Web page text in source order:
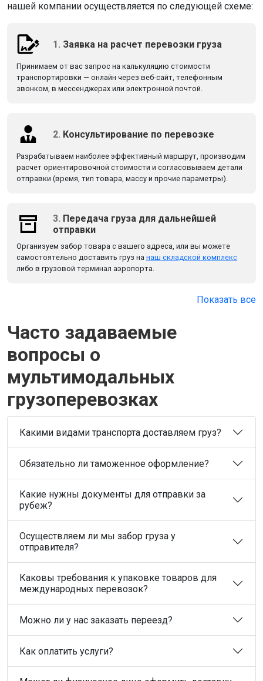
нашей компании осуществляется по следующей схеме:
1. Заявка на расчет перевозки груза
Принимаем от вас запрос на калькуляцию стоимости
транспортировки — онлайн через веб-сайт, телефонным
звонком, в мессенджерах или электронной почтой.
2. Консультирование по перевозке
Разрабатываем наиболее эффективный маршрут, производим
расчет ориентировочной стоимости и согласовываем детали
отправки (время, тип товара, массу и прочие параметры).
3. Передача груза для дальнейшей
отправки
Организуем забор товара с вашего адреса, или вы можете
самостоятельно доставить груз на наш складской комплекс
либо в грузовой терминал аэропорта.
Показать все
Часто задаваемые
вопросы о
мультимодальных
грузоперевозках
Какими видами транспорта доставляем груз?
Обязательно ли таможенное оформление?
Какие нужны документы для отправки за
рубеж?
Осуществляем ли мы забор груза у
отправителя?
Каковы требования к упаковке товаров для
международных перевозок?
Можно ли у нас заказать переезд?
Как оплатить услуги?